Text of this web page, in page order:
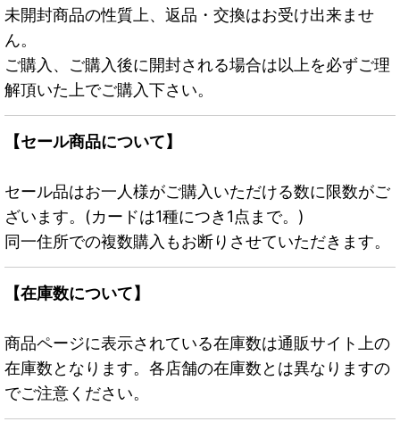
未開封商品の性質上、返品・交換はお受け出来ませ
ん。
ご購入、ご購入後に開封される場合は以上を必ずご理
解頂いた上でご購入下さい。
【セール商品について】
セール品はお一人様がご購入いただける数に限数がご
ざいます。(カードは1種につき1点まで。)
同一住所での複数購入もお断りさせていただきます。
【在庫数について】
商品ページに表示されている在庫数は通販サイト上の
在庫数となります。各店舗の在庫数とは異なりますの
でご注意ください。